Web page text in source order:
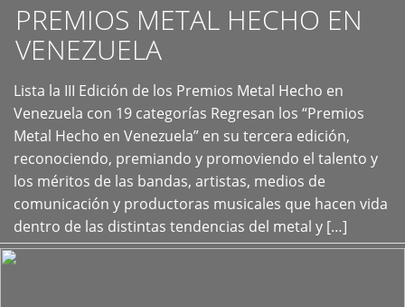
PREMIOS METAL HECHO EN
VENEZUELA
Lista la III Edición de los Premios Metal Hecho en
Venezuela con 19 categorías Regresan los “Premios
Metal Hecho en Venezuela” en su tercera edición,
reconociendo, premiando y promoviendo el talento y
los méritos de las bandas, artistas, medios de
comunicación y productoras musicales que hacen vida
dentro de las distintas tendencias del metal y […]
+